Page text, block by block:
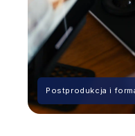
Postprodukcja i